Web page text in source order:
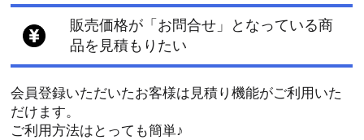
販売価格が「お問合せ」となっている商
品を見積もりたい
会員登録いただいたお客様は見積り機能がご利用いた
だけます。
ご利用方法はとっても簡単♪